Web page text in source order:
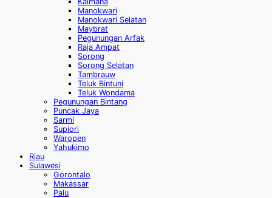
Manokwari
Manokwari Selatan
Maybrat
Pegunungan Arfak
Raja Ampat
Sorong
Sorong Selatan
Tambrauw
Teluk Bintuni
Teluk Wondama
Pegunungan Bintang
Puncak Jaya
Sarmi
Supiori
Waropen
Yahukimo
Riau
Sulawesi
Gorontalo
Makassar
Palu